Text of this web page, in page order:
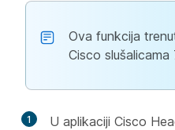
Ova funkcija
Cisco
1 U aplikaciji Cisco